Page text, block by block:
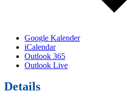
Google Kalender
iCalendar
Outlook 365
Outlook Live
Details